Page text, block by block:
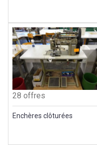
28 offres
Enchères clôturées